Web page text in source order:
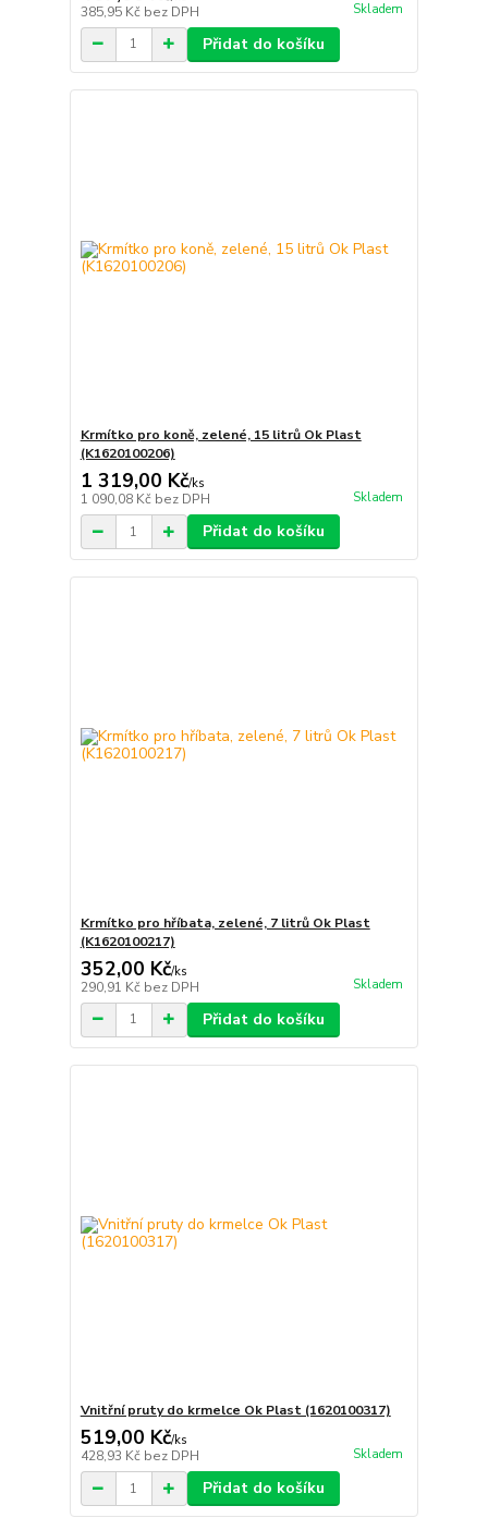
385,95 Kč bez DPH Skladem
Přidat do košíku
Krmítko pro koně, zelené, 15 litrů Ok Plast
(K1620100206)
1 319,00 Kč/ks
1 090,08 Kč bez DPH Skladem
Přidat do košíku
Krmítko pro hříbata, zelené, 7 litrů Ok Plast
(K1620100217)
352,00 Kč/ks
290,91 Kč bez DPH Skladem
Přidat do košíku
Vnitřní pruty do krmelce Ok Plast (1620100317)
519,00 Kč/ks
428,93 Kč bez DPH Skladem
Přidat do košíku